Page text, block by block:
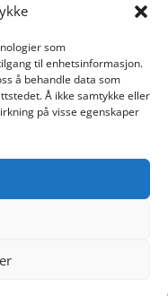
som
til enhetsinformasjon.
å behandle data som
Å ikke samtykke eller
på visse egenskaper